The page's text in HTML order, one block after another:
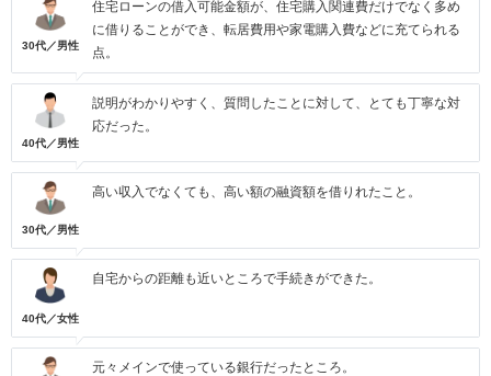
30代／男性
住宅ローンの借入可能金額が、住宅購入関連費だけでなく多め
に借りることができ、転居費用や家電購入費などに充てられる
点。
40代／男性
説明がわかりやすく、質問したことに対して、とても丁寧な対
応だった。
30代／男性
高い収入でなくても、高い額の融資額を借りれたこと。
40代／女性
自宅からの距離も近いところで手続きができた。
元々メインで使っている銀行だったところ。